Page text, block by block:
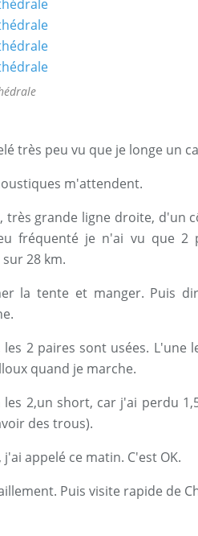
très peu vu que je longe un
m'attendent.
grande ligne droite, d'un
fréquenté je n'ai vu que 2
28 km.
la tente et manger. Puis
2 paires sont usées. L'une
quand je marche.
2,un short, car j'ai perdu
des trous).
appelé ce matin. C'est OK.
Puis visite rapide de